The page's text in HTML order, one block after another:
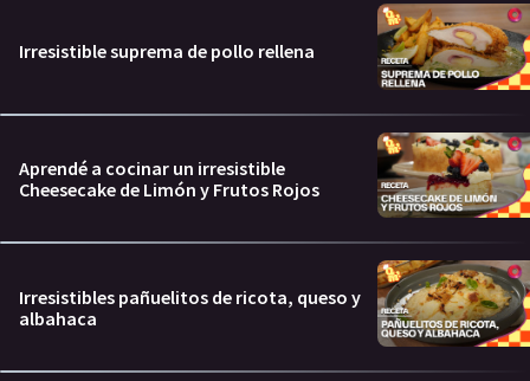
Irresistible suprema de pollo rellena
Aprendé a cocinar un irresistible
Cheesecake de Limón y Frutos Rojos
Irresistibles pañuelitos de ricota, queso y
albahaca